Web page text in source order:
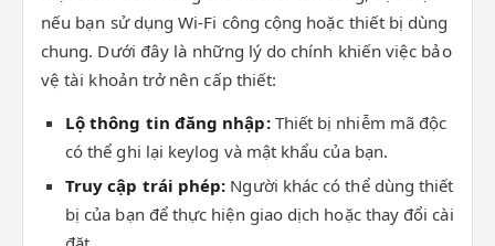
nếu bạn sử dụng Wi-Fi công cộng hoặc thiết bị dùng
chung. Dưới đây là những lý do chính khiến việc bảo
vệ tài khoản trở nên cấp thiết:
Lộ thông tin đăng nhập:Thiết bị nhiễm mã độc
có thể ghi lại keylog và mật khẩu của bạn.
Truy cập trái phép: Người khác có thể dùng thiết
bị của bạn để thực hiện giao dịch hoặc thay đổi cài